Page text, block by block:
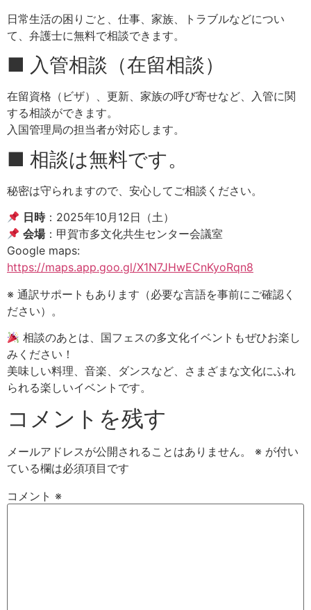
日常生活の困りごと、仕事、家族、トラブルなどについ
て、弁護士に無料で相談できます。
■ 入管相談（在留相談）
在留資格（ビザ）、更新、家族の呼び寄せなど、入管に関
する相談ができます。
入国管理局の担当者が対応します。
■ 相談は無料です。
秘密は守られますので、安心してご相談ください。
日時：2025年10月12日（土）
会場：甲賀市多文化共生センター会議室
Google maps:
https://maps.app.goo.gl/X1N7JHwECnKyoRqn8
※ 通訳サポートもあります（必要な言語を事前にご確認く
ださい）。
相談のあとは、国フェスの多文化イベントもぜひお楽し
みください！
美味しい料理、音楽、ダンスなど、さまざまな文化にふれ
られる楽しいイベントです。
コメントを残す
メールアドレスが公開されることはありません。 ※ が付い
ている欄は必須項目です
コメント ※